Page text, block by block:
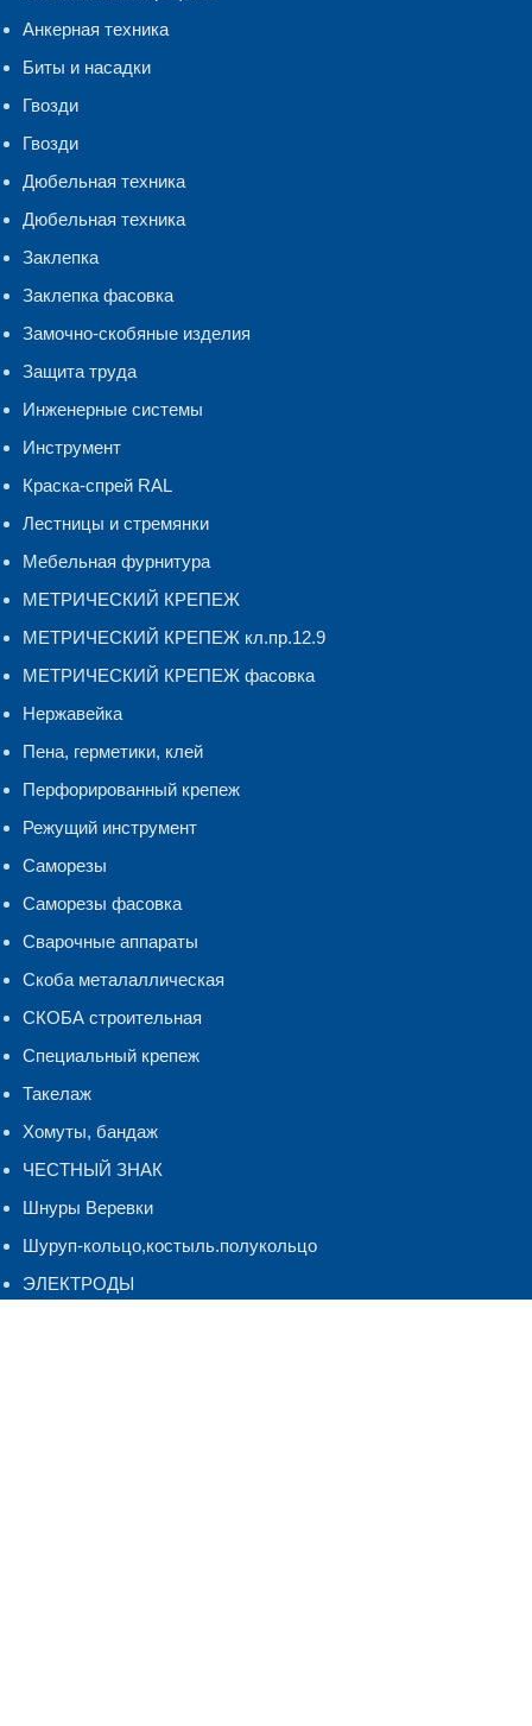
Анкерная техника
Биты и насадки
Гвозди
Гвозди
Дюбельная техника
Дюбельная техника
Заклепка
Заклепка фасовка
Замочно-скобяные изделия
Защита труда
Инженерные системы
Инструмент
Краска-спрей RAL
Лестницы и стремянки
Мебельная фурнитура
МЕТРИЧЕСКИЙ КРЕПЕЖ
МЕТРИЧЕСКИЙ КРЕПЕЖ кл.пр.12.9
МЕТРИЧЕСКИЙ КРЕПЕЖ фасовка
Нержавейка
Пена, герметики, клей
Перфорированный крепеж
Режущий инструмент
Саморезы
Саморезы фасовка
Сварочные аппараты
Скоба металаллическая
СКОБА строительная
Специальный крепеж
Такелаж
Хомуты, бандаж
ЧЕСТНЫЙ ЗНАК
Шнуры Веревки
Шуруп-кольцо,костыль.полукольцо
ЭЛЕКТРОДЫ